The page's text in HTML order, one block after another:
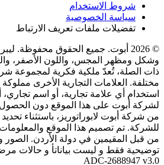
شروط الاستخدام
سياسة الخصوصية
تفضيلات ملفات تعريف الارتباط
© 2026 أبوت. جميع الحقوق محفوظة.
وشكل ومظهر المجس، واللون الأصفر،
ذات الصلة، تُعدّ ملكية فكرية لمجموعة
مختلفة. العلامات التجارية الأخرى مملوكة
استخدام أي علامة تجارية، أو اسم
لشركة أبوت على هذا الموقع دون
من شركة أبوت لابوراتوريز، باستثناء تحديد
للشركة. تم تصميم هذا الموقع والمعلومات
من قبل المقيمين في دولة الأردن. الصور
توضيحية فقط و ليست بياناتأ و حالات
ADC-2688947 v3.0